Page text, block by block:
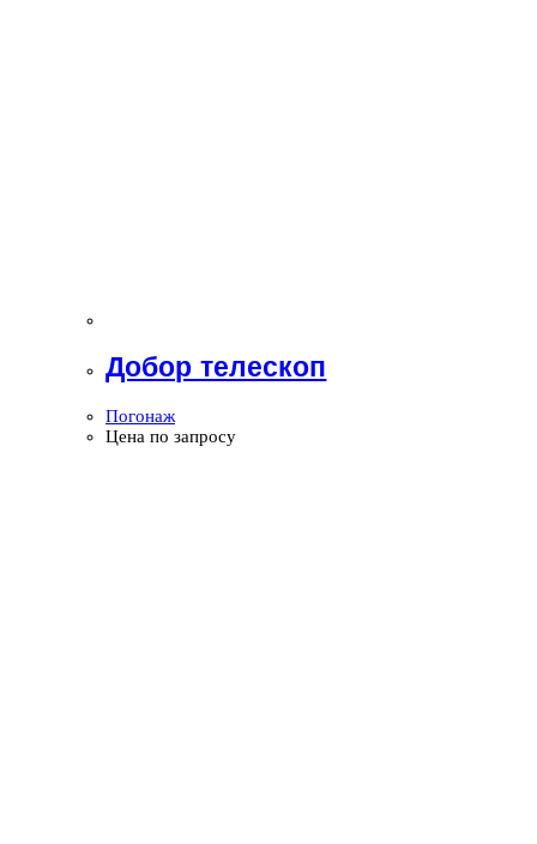
Добор телескоп
Погонаж
Цена по запросу